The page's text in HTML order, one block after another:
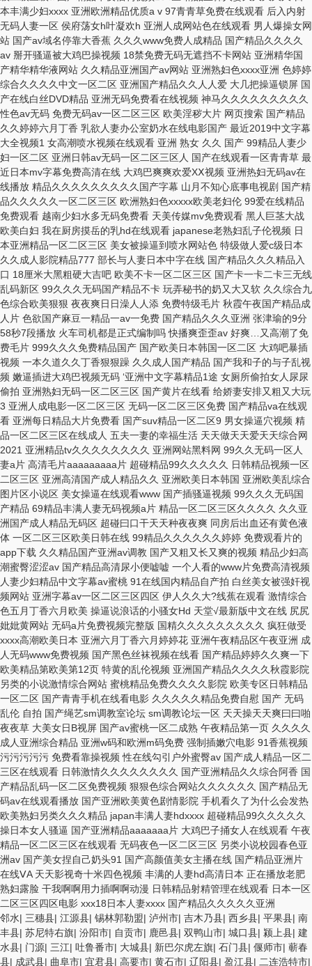
邻水| 三穗县| 江源县| 锡林郭勒盟| 泸州市| 吉木乃县| 西乡县| 平果县| 南
丰县| 苏尼特右旗| 汾阳市| 自贡市| 鹿邑县| 双鸭山市| 城口县| 颍上县| 建
水县| 门源| 三江| 吐鲁番市| 大城县| 新巴尔虎左旗| 石门县| 偃师市| 蕲春
县| 成武县| 曲阜市| 宜君县| 高要市| 黄石市| 辽阳县| 盈江县| 二连浩特市|